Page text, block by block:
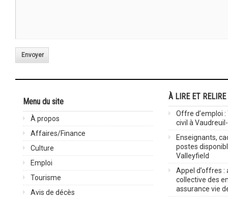
Envoyer
Menu du site
À propos
Affaires/Finance
Culture
Emploi
Tourisme
Avis de décès
À LIRE ET RELIRE
Offre d’emploi
civil à
Enseignants,
postes
Valleyfield
Appel d’offres :
collective des
assurance vie